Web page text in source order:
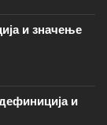
и значење
и